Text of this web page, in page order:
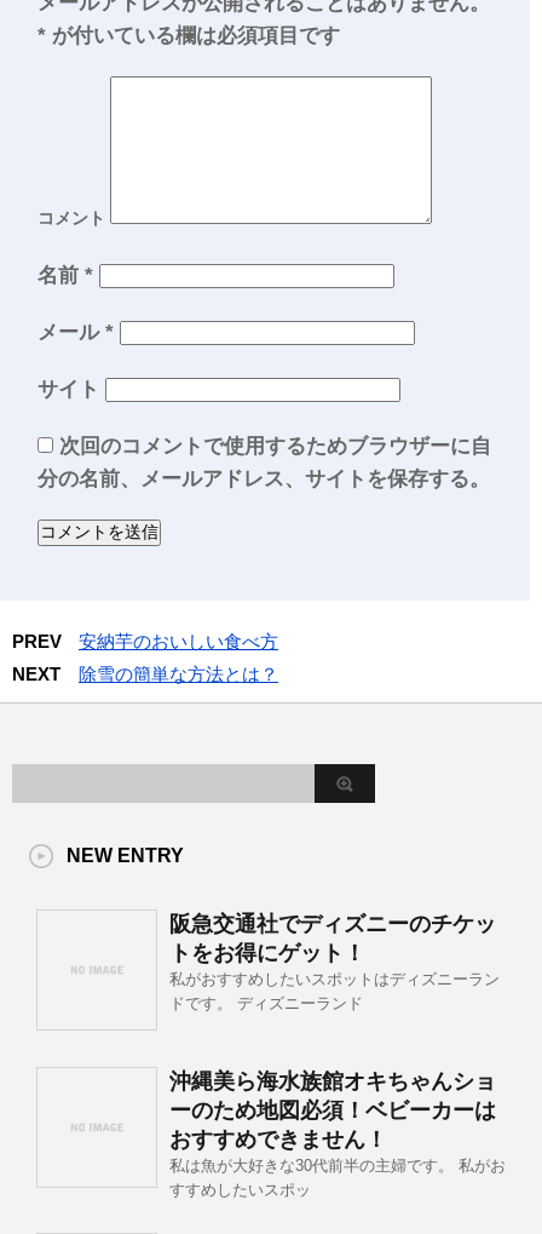
* が付いている欄は必須項目です
コメント
名前 *
メール *
サイト
次回のコメントで使用するためブラウザーに自
分の名前、メールアドレス、サイトを保存する。
PREV
安納芋のおいしい食べ方
NEXT
除雪の簡単な方法とは？
NEW ENTRY
阪急交通社でディズニーのチケッ
トをお得にゲット！
私がおすすめしたいスポットはディズニーラン
ドです。 ディズニーランド
沖縄美ら海水族館オキちゃんショ
ーのため地図必須！ベビーカーは
おすすめできません！
私は魚が大好きな30代前半の主婦です。 私がお
すすめしたいスポッ